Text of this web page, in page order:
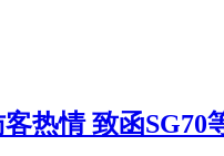
热情 致函SG70